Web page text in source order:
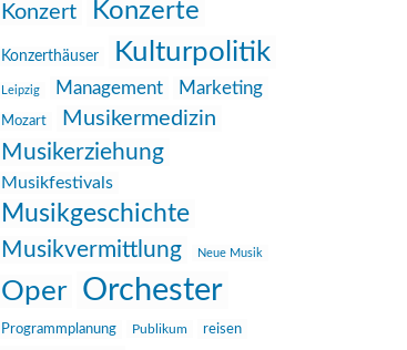
Konzert Konzerte
Konzerthäuser Kulturpolitik
Leipzig Management Marketing
Mozart Musikermedizin
Musikerziehung
Musikfestivals
Musikgeschichte
Musikvermittlung Neue Musik
Oper Orchester
Programmplanung Publikum reisen